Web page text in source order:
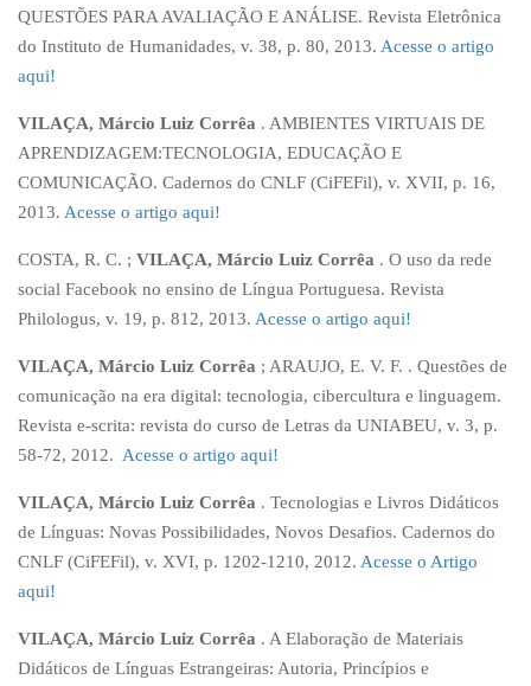
QUESTÕES PARA AVALIAÇÃO E ANÁLISE. Revista Eletrônica
do Instituto de Humanidades, v. 38, p. 80, 2013. Acesse o artigo
aqui!
VILAÇA, Márcio Luiz Corrêa . AMBIENTES VIRTUAIS DE
APRENDIZAGEM:TECNOLOGIA, EDUCAÇÃO E
COMUNICAÇÃO. Cadernos do CNLF (CiFEFil), v. XVII, p. 16,
2013. Acesse o artigo aqui!
COSTA, R. C. ; VILAÇA, Márcio Luiz Corrêa . O uso da rede
social Facebook no ensino de Língua Portuguesa. Revista
Philologus, v. 19, p. 812, 2013. Acesse o artigo aqui!
VILAÇA, Márcio Luiz Corrêa ; ARAUJO, E. V. F. . Questões de
comunicação na era digital: tecnologia, cibercultura e linguagem.
Revista e-scrita: revista do curso de Letras da UNIABEU, v. 3, p.
58-72, 2012. Acesse o artigo aqui!
VILAÇA, Márcio Luiz Corrêa . Tecnologias e Livros Didáticos
de Línguas: Novas Possibilidades, Novos Desafios. Cadernos do
CNLF (CiFEFil), v. XVI, p. 1202-1210, 2012. Acesse o Artigo
aqui!
VILAÇA, Márcio Luiz Corrêa . A Elaboração de Materiais
Didáticos de Línguas Estrangeiras: Autoria, Princípios e